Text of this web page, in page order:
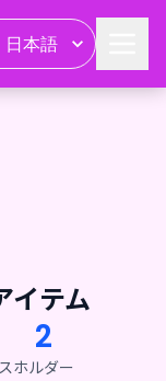
日本語
イテム
2
ホルダー